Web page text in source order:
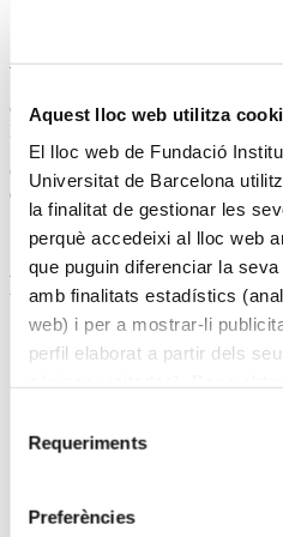
Aquest lloc web utilitza
El lloc web de Fundació
Universitat de Barcelona
la finalitat de gestionar les
perquè accedeixi al lloc web
que puguin diferenciar la
amb finalitats estadístics
web) i per a mostrar-li
perfil elaborat a partir dels
Requeriments
Preferències
Acreditació
Certificat de Microcredencial
Barcelona.
Curs propi dissenyat segons les
d’Educació Superior i equivalent a
Programa
Fonaments de Motion